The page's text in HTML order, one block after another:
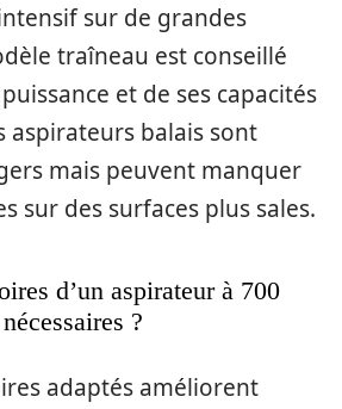
sur de grandes
traîneau est conseillé
et de ses capacités
aspirateurs balais sont
mais peuvent manquer
sur des surfaces plus sales.
d’un aspirateur à 700
?
adaptés améliorent